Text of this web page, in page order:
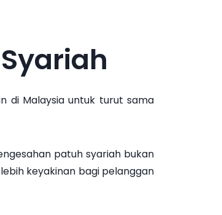
di Malaysia untuk turut sama
patuh syariah bukan
keyakinan bagi pelanggan